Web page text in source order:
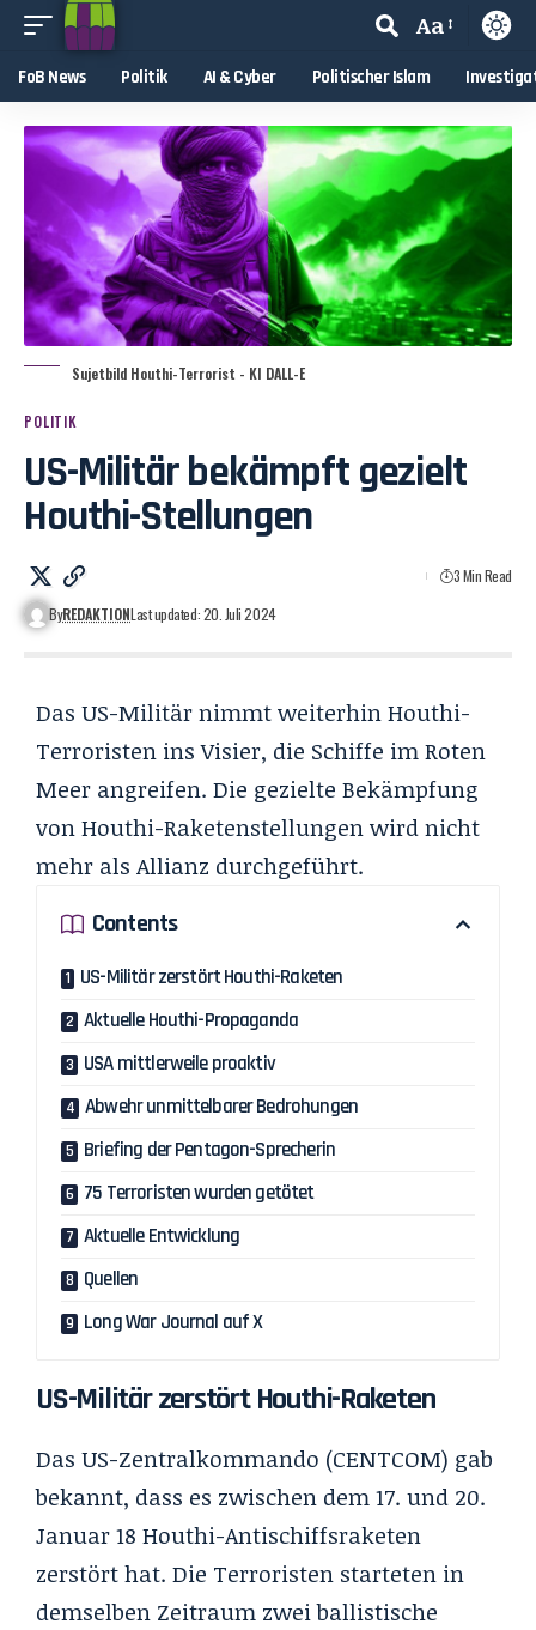
Aa
FoB News Politik AI & Cyber Politischer Islam
Sujetbild Houthi-Terrorist - KI DALL-E
POLITIK
US-Militär bekämpft gezielt
Houthi-Stellungen
ByREDAKTIONLast updated: 20. Juli 2024
3 Min Read
Das US-Militär nimmt weiterhin Houthi-
Terroristen ins Visier, die Schiffe im Roten
Meer angreifen. Die gezielte Bekämpfung
von Houthi-Raketenstellungen wird nicht
mehr als Allianz durchgeführt.
Contents
US-Militär zerstört Houthi-Raketen
Aktuelle Houthi-Propaganda
USA mittlerweile proaktiv
Abwehr unmittelbarer Bedrohungen
Briefing der Pentagon-Sprecherin
75 Terroristen wurden getötet
Aktuelle Entwicklung
Quellen
Long War Journal auf X
US-Militär zerstört Houthi-Raketen
Das US-Zentralkommando (CENTCOM) gab
bekannt, dass es zwischen dem 17. und 20.
Januar 18 Houthi-Antischiffsraketen
zerstört hat. Die Terroristen starteten in
demselben Zeitraum zwei ballistische